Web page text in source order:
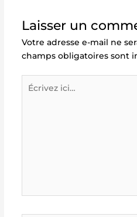
Laisser un
Votre adresse e-mail ne
champs obligatoires sont